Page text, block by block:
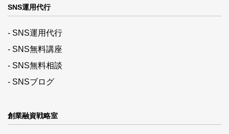
SNS運用代行
- SNS運用代行
- SNS無料講座
- SNS無料相談
- SNSブログ
創業融資戦略室